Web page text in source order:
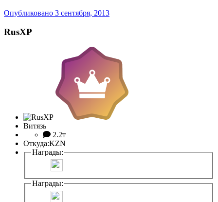
Опубликовано 3 сентября, 2013
RusXP
Витязь
2.2т
Откуда:KZN
Награды:
Награды: